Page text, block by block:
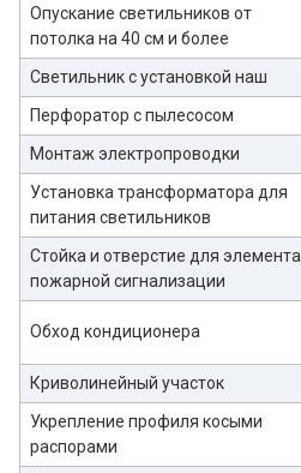
Опускание светильников от
потолка на 40 см и более
Светильник с установкой наш
Перфоратор с пылесосом
Монтаж электропроводки
Установка трансформатора для
питания светильников
Стойка и отверстие для элемента
пожарной сигнализации
Обход кондиционера
Криволинейный участок
Укрепление профиля косыми
распорами